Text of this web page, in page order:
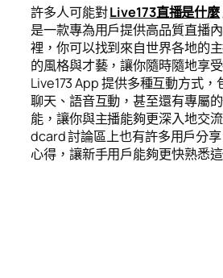
許多人可能對Live173直播是什麼
是一款專為用戶提供高品質直播
裡，你可以找到來自世界各地的
的風格與才藝，讓你隨時隨地享
Live173 App 提供多種互動方式
聊天、語音互動，甚至還有專屬
能，讓你與主播能夠更深入地交
dcard 討論區上也有許多用戶分
心得，讓新手用戶能夠更快熟悉